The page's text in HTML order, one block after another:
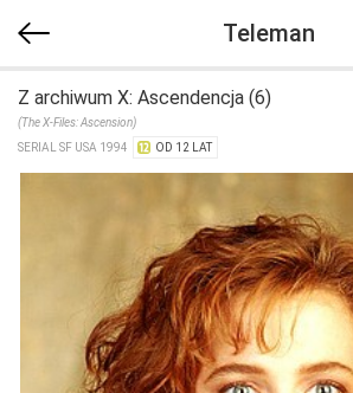
Teleman
Z archiwum X: Ascendencja (6)
(The X-Files: Ascension)
SERIAL SF USA 1994
OD 12 LAT